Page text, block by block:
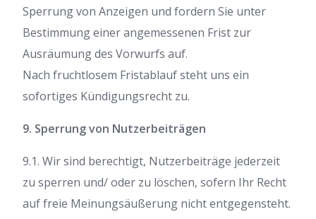
Sperrung von Anzeigen und fordern Sie unter
Bestimmung einer angemessenen Frist zur
Ausräumung des Vorwurfs auf.
Nach fruchtlosem Fristablauf steht uns ein
sofortiges Kündigungsrecht zu.
9. Sperrung von Nutzerbeiträgen
9.1. Wir sind berechtigt, Nutzerbeiträge jederzeit
zu sperren und/ oder zu löschen, sofern Ihr Recht
auf freie Meinungsäußerung nicht entgegensteht.